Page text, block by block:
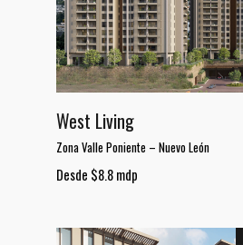
West Living
Zona Valle Poniente – Nuevo León
Desde $8.8 mdp